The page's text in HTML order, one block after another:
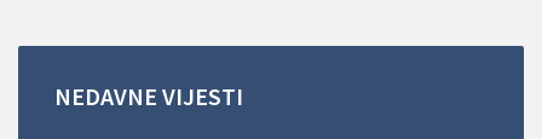
NEDAVNE VIJESTI